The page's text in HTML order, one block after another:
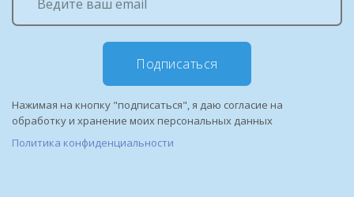
Подписаться
Нажимая на кнопку "подписаться", я даю согласие на
обработку и хранение моих персональных данных
Политика конфиденциальности